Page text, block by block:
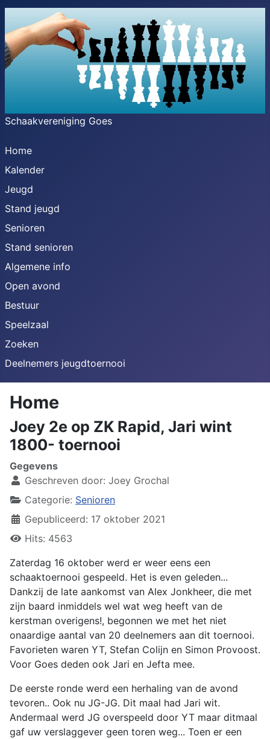
Schaakvereniging Goes
Home
Kalender
Jeugd
Stand jeugd
Senioren
Stand senioren
Algemene info
Open avond
Bestuur
Speelzaal
Zoeken
Deelnemers jeugdtoernooi
Home
Joey 2e op ZK Rapid, Jari wint
1800- toernooi
Gegevens
Geschreven door: Joey Grochal
Categorie: Senioren
Gepubliceerd: 17 oktober 2021
Hits: 4563
Zaterdag 16 oktober werd er weer eens een
schaaktoernooi gespeeld. Het is even geleden...
Dankzij de late aankomst van Alex Jonkheer, die met
zijn baard inmiddels wel wat weg heeft van de
kerstman overigens!, begonnen we met het niet
onaardige aantal van 20 deelnemers aan dit toernooi.
Favorieten waren YT, Stefan Colijn en Simon Provoost.
Voor Goes deden ook Jari en Jefta mee.
De eerste ronde werd een herhaling van de avond
tevoren.. Ook nu JG-JG. Dit maal had Jari wit.
Andermaal werd JG overspeeld door YT maar ditmaal
gaf uw verslaggever geen toren weg... Toen er een